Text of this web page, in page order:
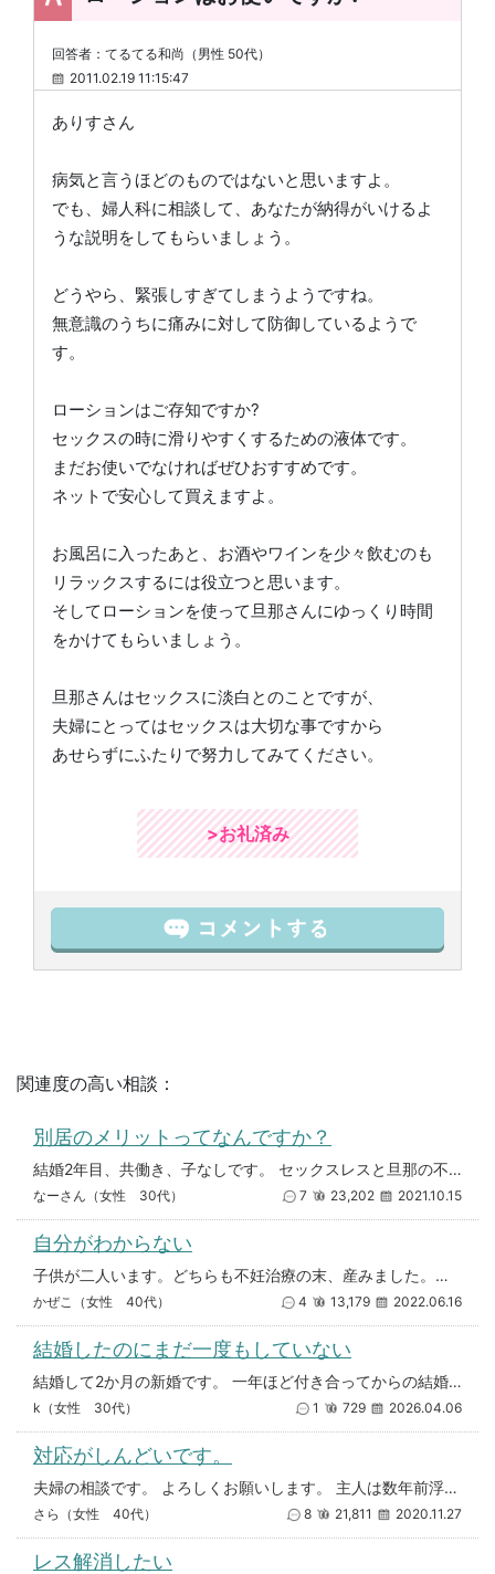
回答者：てるてる和尚（男性 50代）
2011.02.19 11:15:47
ありすさん
病気と言うほどのものではないと思いますよ。
でも、婦人科に相談して、あなたが納得がいけるよ
うな説明をしてもらいましょう。
どうやら、緊張しすぎてしまうようですね。
無意識のうちに痛みに対して防御しているようで
す。
ローションはご存知ですか?
セックスの時に滑りやすくするための液体です。
まだお使いでなければぜひおすすめです。
ネットで安心して買えますよ。
お風呂に入ったあと、お酒やワインを少々飲むのも
リラックスするには役立つと思います。
そしてローションを使って旦那さんにゆっくり時間
をかけてもらいましょう。
旦那さんはセックスに淡白とのことですが、
夫婦にとってはセックスは大切な事ですから
あせらずにふたりで努力してみてください。
>お礼済み
関連度の高い相談：
別居のメリットってなんですか？
結婚2年目、共働き、子なしです。 セックスレスと旦那の不倫が原因で夫婦仲の改善が見られず、最近別居を考え始めました。
なーさん（女性 30代） 7 23,202 2021.10.15
自分がわからない
子供が二人います。どちらも不妊治療の末、産みました。不妊治療のタイミングなどを長くやりすぎたせいか、旦那さんは妻だけED
かぜこ（女性 40代） 4 13,179 2022.06.16
結婚したのにまだ一度もしていない
結婚して2か月の新婚です。 一年ほど付き合ってからの結婚でしたが、これまで一度もセックスしていません。処女と童貞です。
k（女性 30代） 1 729 2026.04.06
対応がしんどいです。
夫婦の相談です。 よろしくお願いします。 主人は数年前浮気をしていました。 その頃は私はどうにか外に刺激を求めないように
さら（女性 40代） 8 21,811 2020.11.27
レス解消したい